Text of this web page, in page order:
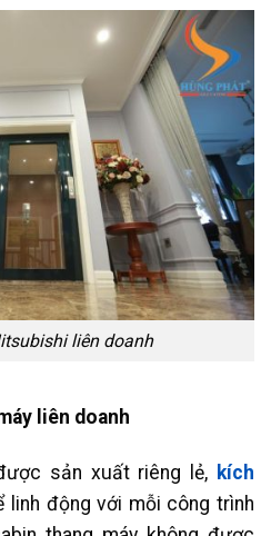
liên doanh
liên doanh
sản xuất riêng lẻ, kích
linh động với mỗi công trình